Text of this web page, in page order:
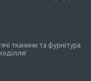
тканини та фурнітура